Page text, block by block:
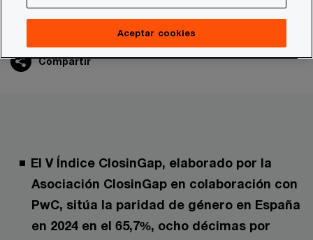
26/02/25
Compartir
El V Índice ClosinGap, elaborado por la
Asociación ClosinGap en colaboración con
PwC, sitúa la paridad de género en España
en 2024 en el 65,7%, ocho décimas por
Aceptar cookies